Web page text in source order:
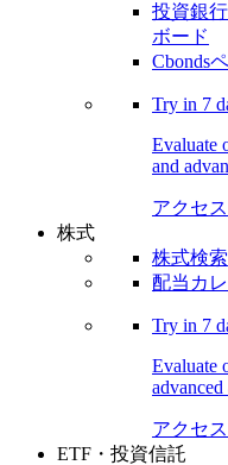
投資銀
ボード
Cbonds
Try in 7
Evaluate
and
アクセ
株式
株式検索
配当カ
Try in 7
Evaluate
アクセ
ETF・投資信託